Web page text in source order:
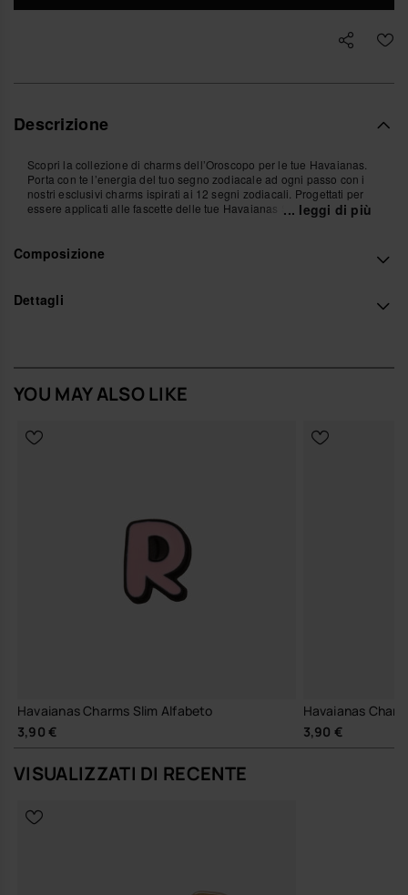
Descrizione
Scopri la collezione di charms dell’Oroscopo per le tue Havaianas.
Porta con te l’energia del tuo segno zodiacale ad ogni passo con i
nostri esclusivi charms ispirati ai 12 segni zodiacali. Progettati per
essere applicati alle fascette delle tue Havaianas Slim, questi piccoli
accessori aggiungono un tocco di stile e personalità al tuo look
*Quantità: 1 Charm.
Acquista online su www.havaianas-store.com, il negozio ufficiale
Havaianas in Italia, e porta il tuo stile a un livello superiore.
... leggi di più
Composizione
Dettagli
YOU MAY ALSO LIKE
Havaianas Charms Slim Alfabeto
3,90 €
Havaianas
3,90 €
VISUALIZZATI DI RECENTE